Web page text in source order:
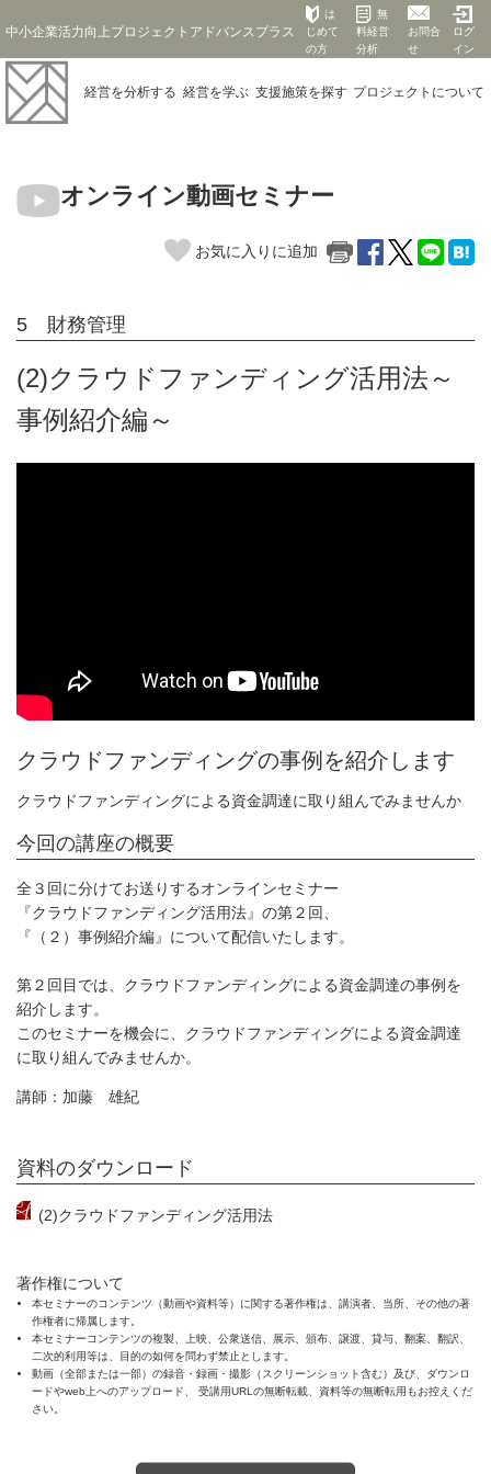
中小企業活力向上プロジェクトアドバンスプラス
は
じめて
の方
無
料経営
分析
お問合
せ
ログ
イン
経営を分析する 経営を学ぶ 支援施策を探す プロジェクト について
オンライン動画セミナー
お気に入りに追加
5 財務管理
(2)クラウドファンディング活用法～
事例紹介編～
クラウドファンディングの事例を紹介します
クラウドファンディングによる資金調達に取り組んでみませんか
今回の講座の概要
全３回に分けてお送りするオンラインセミナー
『クラウドファンディング活用法』の第２回、
『（２）事例紹介編』について配信いたします。
第２回目では、クラウドファンディングによる資金調達の事例を
紹介します。
このセミナーを機会に、クラウドファンディングによる資金調達
に取り組んでみませんか。
講師：加藤 雄紀
資料のダウンロード
(2)クラウドファンディング活用法
著作権について
本セミナーのコンテンツ（動画や資料等）に関する著作権は、講演者、当所、その他の著
作権者に帰属します。
本セミナーコンテンツの複製、上映、公衆送信、展示、頒布、譲渡、貸与、翻案、翻訳、
二次的利用等は、目的の如何を問わず禁止とします。
動画（全部または一部）の録音・録画・撮影（スクリーンショット含む）及び、ダウンロ
ードやweb上へのアップロード、 受講用URLの無断転載、資料等の無断転用もお控えくだ
さい。